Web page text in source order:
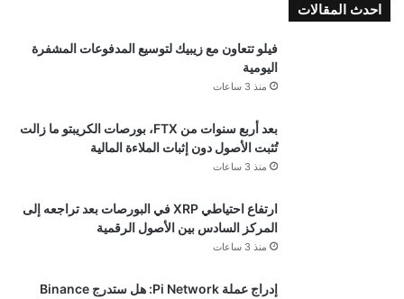
احدث المقالات
فيلو تتعاون مع زيبيك لتوسيع المدفوعات المشفرة
اليومية
منذ 3 ساعات
بعد أربع سنوات من FTX، بورصات الكريبتو ما زالت
تُثبت الأصول دون إثبات الملاءة المالية
منذ 3 ساعات
ارتفاع احتياطي XRP في البورصات بعد تراجعه إلى
المركز السادس بين الأصول الرقمية
منذ 3 ساعات
إدراج عملة Pi Network: هل ستدرج Binance